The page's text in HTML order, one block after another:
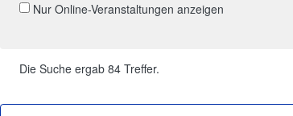
Nur Online-Veranstaltungen anzeigen
Die Suche ergab 84 Treffer.